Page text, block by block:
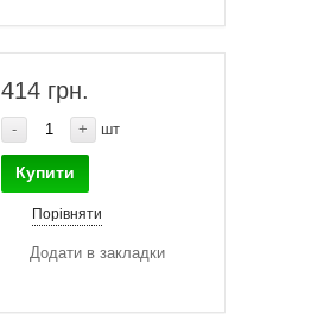
414 грн.
- + шт
Купити
Порівняти
Додати в закладки